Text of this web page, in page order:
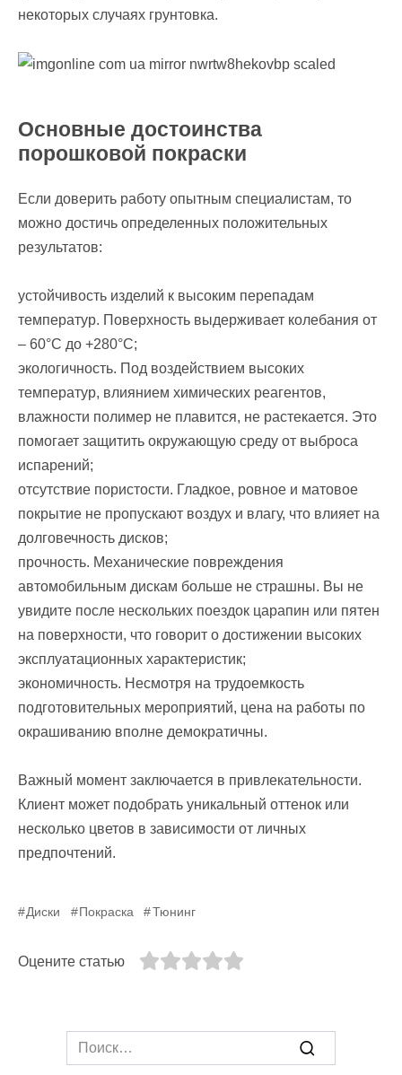
некоторых случаях грунтовка.
Основные достоинства
порошковой покраски
Если доверить работу опытным специалистам, то
можно достичь определенных положительных
результатов:
устойчивость изделий к высоким перепадам
температур. Поверхность выдерживает колебания от
– 60°С до +280°С;
экологичность. Под воздействием высоких
температур, влиянием химических реагентов,
влажности полимер не плавится, не растекается. Это
помогает защитить окружающую среду от выброса
испарений;
отсутствие пористости. Гладкое, ровное и матовое
покрытие не пропускают воздух и влагу, что влияет на
долговечность дисков;
прочность. Механические повреждения
автомобильным дискам больше не страшны. Вы не
увидите после нескольких поездок царапин или пятен
на поверхности, что говорит о достижении высоких
эксплуатационных характеристик;
экономичность. Несмотря на трудоемкость
подготовительных мероприятий, цена на работы по
окрашиванию вполне демократичны.
Важный момент заключается в привлекательности.
Клиент может подобрать уникальный оттенок или
несколько цветов в зависимости от личных
предпочтений.
Диски Покраска Тюнинг
Оцените статью
Search
for: